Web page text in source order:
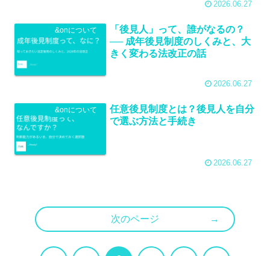
2026.06.27
&onについて
「後見人」って、誰がなるの？
── 成年後見制度のしくみと、大
きく変わる法改正の話
2026.06.27
&onについて
任意後見制度とは？後見人を自分
で選ぶ方法と手続き
2026.06.27
次のページ